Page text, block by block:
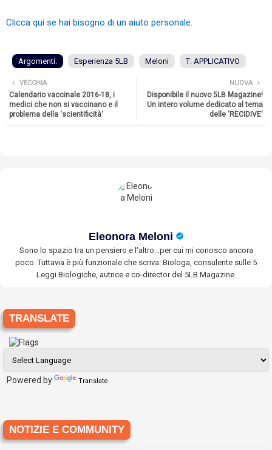
Clicca qui se hai bisogno di un aiuto personale.
Argomenti: Esperienza 5LB Meloni T: APPLICATIVO
NUOVA
Disponibile il nuovo 5LB Magazine!
Un intero volume dedicato al tema
delle 'RECIDIVE'
VECCHIA
Calendario vaccinale 2016-18, i
medici che non si vaccinano e il
problema della 'scientificità'
Eleonora Meloni
Sono lo spazio tra un pensiero e l'altro...per cui mi conosco ancora
poco. Tuttavia è più funzionale che scriva: Biologa, consulente sulle 5
Leggi Biologiche, autrice e co-director del 5LB Magazine.
TRANSLATE
Powered by Translate
NOTIZIE E COMMUNITY